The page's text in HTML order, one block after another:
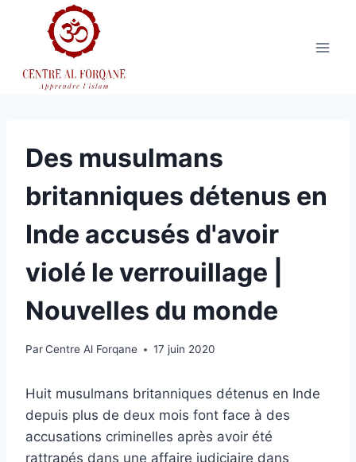
Des musulmans
britanniques détenus en
Inde accusés d'avoir
violé le verrouillage |
Nouvelles du monde
ParCentre Al Forqane 17 juin 2020
Huit musulmans britanniques détenus en Inde
depuis plus de deux mois font face à des
accusations criminelles après avoir été
rattrapés dans une affaire judiciaire dans